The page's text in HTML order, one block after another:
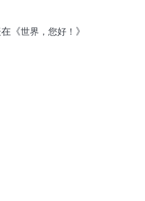
《世界，您好！ 》